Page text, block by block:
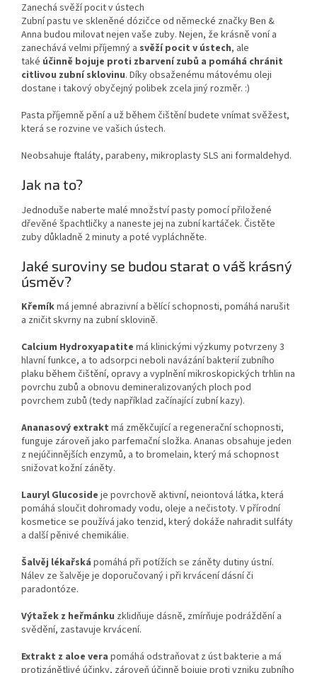
Zanechá svěží pocit v ústech
Zubní pastu ve skleněné dózičce od německé značky Ben &
Anna budou milovat nejen vaše zuby. Nejen, že krásně voní a
zanechává velmi příjemný a svěží pocit v ústech, ale
také účinně bojuje proti zbarvení zubů a pomáhá chránit
citlivou zubní sklovinu. Díky obsaženému mátovému oleji
dostane i takový obyčejný polibek zcela jiný rozměr. :)
Pasta příjemně pění a už během čištění budete vnímat svěžest,
která se rozvine ve vašich ústech.
Neobsahuje ftaláty, parabeny, mikroplasty SLS ani formaldehyd.
Jak na to?
Jednoduše naberte malé množství pasty pomocí přiložené
dřevěné špachtličky a naneste jej na zubní kartáček. Čistěte
zuby důkladně 2 minuty a poté vypláchněte.
Jaké suroviny se budou starat o váš krásný
úsměv?
Křemíkmá jemné abrazivní a bělící schopnosti, pomáhá narušit
a zničit skvrny na zubní sklovině.
Calcium Hydroxyapatite má klinickými výzkumy potvrzeny 3
hlavní funkce, a to adsorpci neboli navázání bakterií zubního
plaku během čištění, opravy a vyplnění mikroskopických trhlin na
povrchu zubů a obnovu demineralizovaných ploch pod
povrchem zubů (tedy například začínající zubní kazy).
Ananasový extrakt má změkčující a regenerační schopnosti,
funguje zároveň jako parfemační složka. Ananas obsahuje jeden
z nejúčinnějších enzymů, a to bromelain, který má schopnost
snižovat kožní záněty.
Lauryl Glucoside je povrchově aktivní, neiontová látka, která
pomáhá sloučit dohromady vodu, oleje a nečistoty. V přírodní
kosmetice se používá jako tenzid, který dokáže nahradit sulfáty
a další pěnivé chemikálie.
Šalvěj lékařská pomáhá při potížích se záněty dutiny ústní.
Nálev ze šalvěje je doporučovaný i při krvácení dásní či
paradontóze.
Výtažek z heřmánku zklidňuje dásně, zmírňuje podráždění a
svědění, zastavuje krvácení.
Extrakt z aloe vera pomáhá odstraňovat z úst bakterie a má